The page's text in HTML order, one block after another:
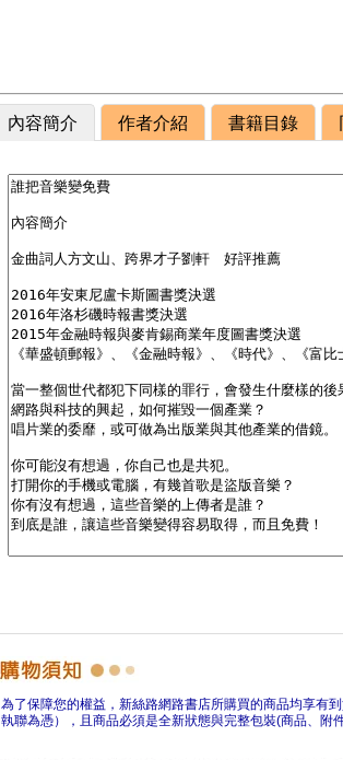
內容簡介 作者介紹 書籍目錄
為了保障您的權益，新絲路網路書店所購買的商品均享有
執聯為憑），且商品必須是全新狀態與完整包裝(商品、附